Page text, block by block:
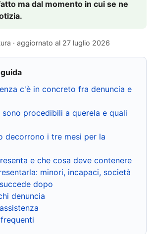
ma dal momento in cui se ne
· aggiornato al 27 luglio 2026
c'è in concreto fra denuncia e
sono procedibili a querela e quali
decorrono i tre mesi per la
e che cosa deve contenere
minori, incapaci, società
dopo
denuncia